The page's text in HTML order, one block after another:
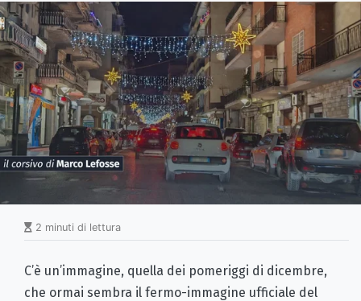
2 minuti di lettura
C’è un’immagine, quella dei pomeriggi di dicembre,
che ormai sembra il fermo-immagine ufficiale del